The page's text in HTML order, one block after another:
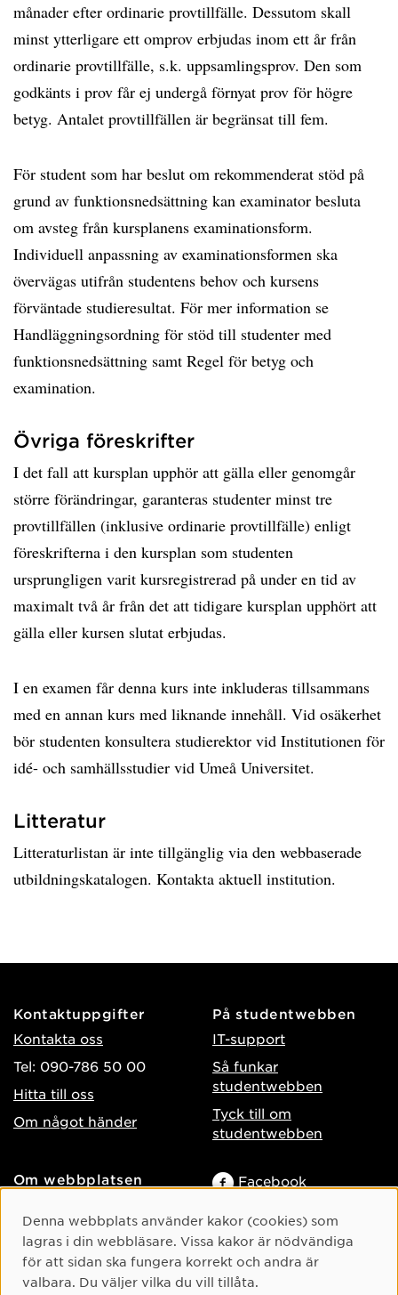
månader efter ordinarie provtillfälle. Dessutom skall
minst ytterligare ett omprov erbjudas inom ett år från
ordinarie provtillfälle, s.k. uppsamlingsprov. Den som
godkänts i prov får ej undergå förnyat prov för högre
betyg. Antalet provtillfällen är begränsat till fem.
För student som har beslut om rekommenderat stöd på
grund av funktionsnedsättning kan examinator besluta
om avsteg från kursplanens examinationsform.
Individuell anpassning av examinationsformen ska
övervägas utifrån studentens behov och kursens
förväntade studieresultat. För mer information se
Handläggningsordning för stöd till studenter med
funktionsnedsättning samt Regel för betyg och
examination.
Övriga föreskrifter
I det fall att kursplan upphör att gälla eller genomgår
större förändringar, garanteras studenter minst tre
provtillfällen (inklusive ordinarie provtillfälle) enligt
föreskrifterna i den kursplan som studenten
ursprungligen varit kursregistrerad på under en tid av
maximalt två år från det att tidigare kursplan upphört att
gälla eller kursen slutat erbjudas.
I en examen får denna kurs inte inkluderas tillsammans
med en annan kurs med liknande innehåll. Vid osäkerhet
bör studenten konsultera studierektor vid Institutionen för
idé- och samhällsstudier vid Umeå Universitet.
Litteratur
Litteraturlistan är inte tillgänglig via den webbaserade
utbildningskatalogen. Kontakta aktuell institution.
Kontaktuppgifter
Kontakta oss
Tel: 090-786 50 00
Hitta till oss
Om något händer
På studentwebben
IT-support
Så funkar
studentwebben
Tyck till om
studentwebben
Om webbplatsen
Behandling av
personuppgifter
Hantera kakor
Facebook
TikTok
Youtube
Cookie-samtycke
Denna webbplats använder kakor (cookies) som
lagras i din webbläsare. Vissa kakor är nödvändiga
för att sidan ska fungera korrekt och andra är
valbara. Du väljer vilka du vill tillåta.